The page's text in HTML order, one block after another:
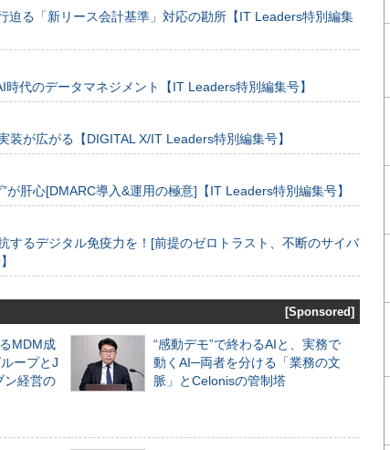
迫る「新リース会計基準」対応の勘所【IT Leaders特別編集
代のデータマネジメント【IT Leaders特別編集号】
が広がる【DIGITAL X/IT Leaders特別編集号】
が肝心[DMARC導入&運用の極意]【IT Leaders特別編集号】
るデジタル免疫力を！[前提のゼロトラスト、不断のサイバ
[Sponsored]
MDM成
ープとJ
ン経営の
“感動デモ”で終わるAIと、実務で
動くAI─両者を分ける「業務の文
脈」とCelonisの管制塔